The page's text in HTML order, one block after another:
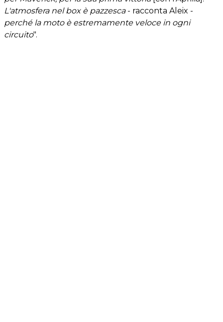
L'atmosfera nel box è pazzesca- racconta Aleix -
perché la moto è estremamente veloce in ogni
circuito".